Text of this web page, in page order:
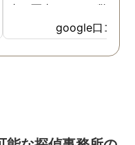
書の写真もいつも驚かさ
てどうやって撮ったのか
くと面白い話し聞かせて
れますね。 問題がない
google口コミ